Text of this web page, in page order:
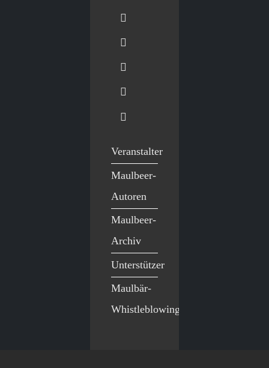
Veranstalter
Maulbeer-
Autoren
Maulbeer-
Archiv
Unterstützer
Maulbär-
Whistleblowing